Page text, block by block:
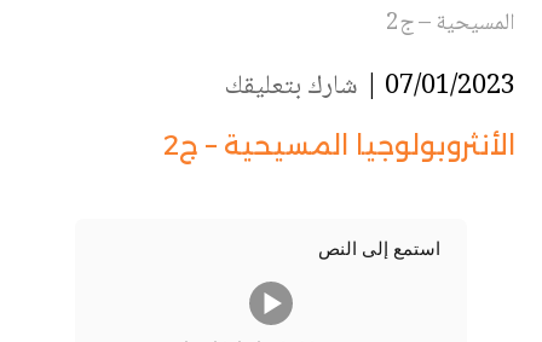
المسيحية – ج2
07/01/2023 | شارك بتعليقك
الأنثروبولوجيا المسيحية – ج2
استمع إلى النص